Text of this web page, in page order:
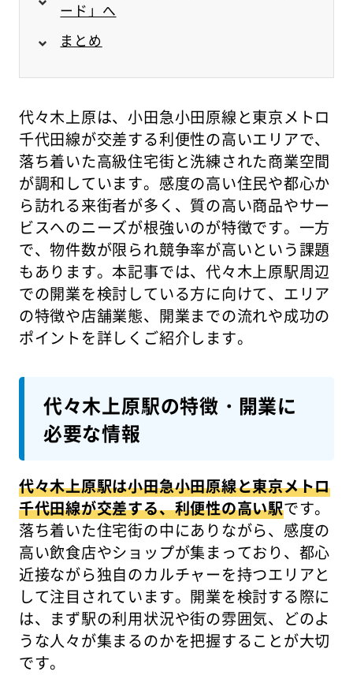
ード」へ
まとめ
代々木上原は、小田急小田原線と東京メトロ
千代田線が交差する利便性の高いエリアで、
落ち着いた高級住宅街と洗練された商業空間
が調和しています。感度の高い住民や都心か
ら訪れる来街者が多く、質の高い商品やサー
ビスへのニーズが根強いのが特徴です。一方
で、物件数が限られ競争率が高いという課題
もあります。本記事では、代々木上原駅周辺
での開業を検討している方に向けて、エリア
の特徴や店舗業態、開業までの流れや成功の
ポイントを詳しくご紹介します。
代々木上原駅の特徴・開業に
必要な情報
代々木上原駅は小田急小田原線と東京メトロ
千代田線が交差する、利便性の高い駅です。
落ち着いた住宅街の中にありながら、感度の
高い飲食店やショップが集まっており、都心
近接ながら独自のカルチャーを持つエリアと
して注目されています。開業を検討する際に
は、まず駅の利用状況や街の雰囲気、どのよ
うな人々が集まるのかを把握することが大切
です。